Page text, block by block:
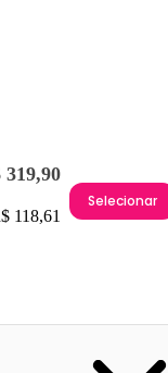
319,90
118,61
Selecionar